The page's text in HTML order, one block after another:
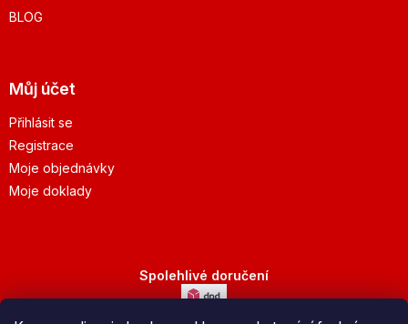
BLOG
Můj účet
Přihlásit se
Registrace
Moje objednávky
Moje doklady
Spolehlivé doručení